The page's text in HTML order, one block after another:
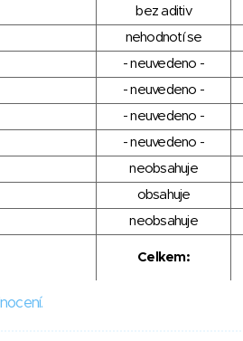
bez aditiv
nehodnotí se
- neuvedeno -
- neuvedeno -
- neuvedeno -
- neuvedeno -
neobsahuje
obsahuje
neobsahuje
Celkem: